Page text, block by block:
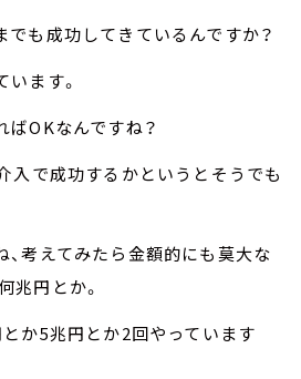
でも成功してきているんですか？
ます。
ばOKなんですね？
入で成功するかというとそうでも
、考えてみたら金額的にも莫大な
兆円とか。
か5兆円とか2回やっています